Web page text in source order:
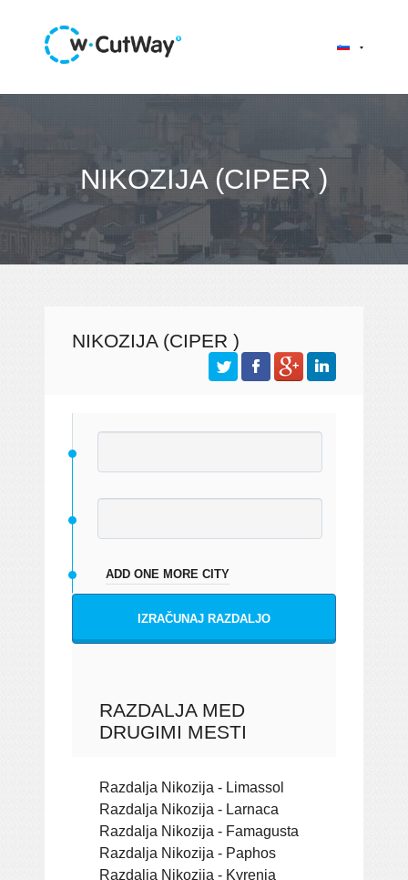
NIKOZIJA (CIPER )
NIKOZIJA (CIPER )
ADD ONE MORE CITY
IZRAČUNAJ RAZDALJO
RAZDALJA MED
DRUGIMI MESTI
Razdalja Nikozija - Limassol
Razdalja Nikozija - Larnaca
Razdalja Nikozija - Famagusta
Razdalja Nikozija - Paphos
Razdalja Nikozija - Kyrenia